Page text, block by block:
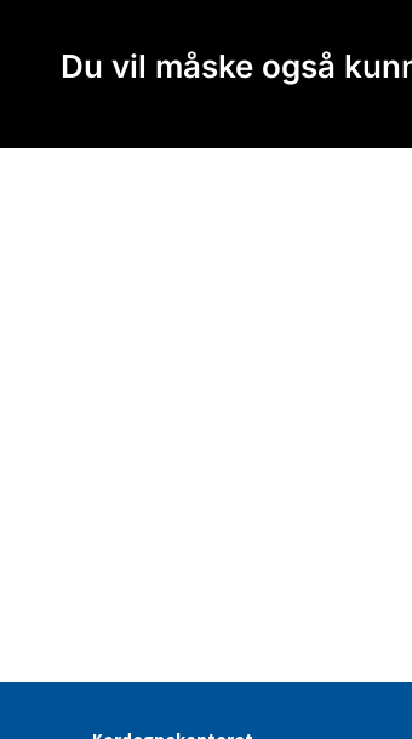
Du vil måske også